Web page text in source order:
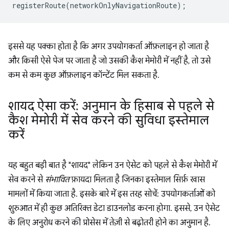
registerRoute(networkOnlyNavigationRoute);
इससे यह पक्का होता है कि अगर उपयोगकर्ता ऑफ़लाइन हो जाता है
और किसी ऐसे पेज पर जाता है जो उसकी कैश मेमोरी में नहीं है, तो उसे
कम से कम कुछ ऑफ़लाइन कॉन्टेंट मिल सकता है.
शायद ऐसा करें: अनुमान के हिसाब से पहले से
कैश मेमोरी में सेव करने की सुविधा इस्तेमाल
करें
यह बहुत बड़ी बात है "शायद" लेकिन उन ऐसेट को पहले से कैश मेमोरी में
सेव करने से संभावितफ़ायदा मिलता है जिनका इस्तेमाल सिर्फ़ खास
मामलों में किया जाता है. इसके बारे में इस तरह सोचें: उपयोगकर्ताओं को
शुरुआत में ही कुछ अतिरिक्त डेटा डाउनलोड करना होगा. इससे, उन ऐसेट
के लिए अनुरोध करने की प्रोसेस में तेज़ी से बढ़ोतरी होने का अनुमान है.